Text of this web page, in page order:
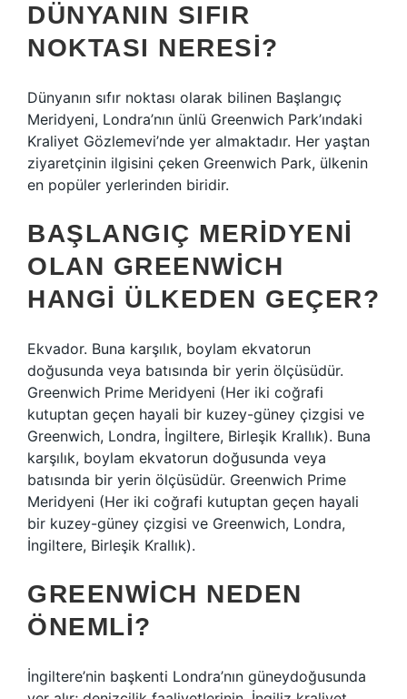
DÜNYANIN SIFIR
NOKTASI NERESI?
Dünyanın sıfır noktası olarak bilinen Başlangıç ​​
Meridyeni, Londra’nın ünlü Greenwich Park’ındaki
Kraliyet Gözlemevi’nde yer almaktadır. Her yaştan
ziyaretçinin ilgisini çeken Greenwich Park, ülkenin
en popüler yerlerinden biridir.
BAŞLANGIÇ MERIDYENI
OLAN GREENWICH
HANGI ÜLKEDEN GEÇER?
Ekvador. Buna karşılık, boylam ekvatorun
doğusunda veya batısında bir yerin ölçüsüdür.
Greenwich Prime Meridyeni (Her iki coğrafi
kutuptan geçen hayali bir kuzey-güney çizgisi ve
Greenwich, Londra, İngiltere, Birleşik Krallık). Buna
karşılık, boylam ekvatorun doğusunda veya
batısında bir yerin ölçüsüdür. Greenwich Prime
Meridyeni (Her iki coğrafi kutuptan geçen hayali
bir kuzey-güney çizgisi ve Greenwich, Londra,
İngiltere, Birleşik Krallık).
GREENWICH NEDEN
ÖNEMLI?
İngiltere’nin başkenti Londra’nın güneydoğusunda